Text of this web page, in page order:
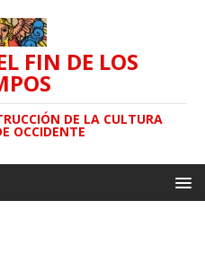
FIN DE LOS
DE LA CULTURA
OCCIDENTE